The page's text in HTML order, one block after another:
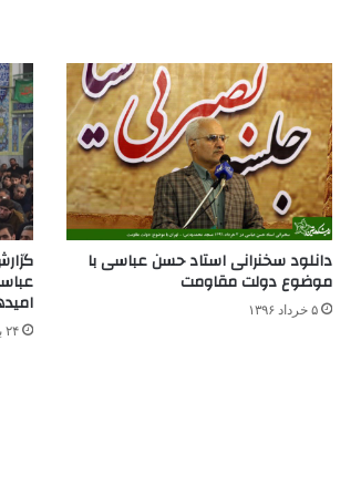
دانلود سخنرانی استاد حسن عباسی با
موضوع دولت مقاومت
۵ خرداد ۱۳۹۶
۲۴ بهمن ۱۳۹۷